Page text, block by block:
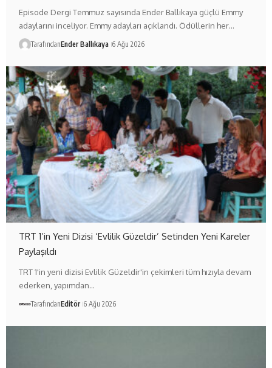
Episode Dergi Temmuz sayısında Ender Ballıkaya güçlü Emmy
adaylarını inceliyor. Emmy adayları açıklandı. Ödüllerin her…
TarafındanEnder Ballıkaya 6 Ağu 2026
TRT 1’in Yeni Dizisi ‘Evlilik Güzeldir’ Setinden Yeni Kareler
Paylaşıldı
TRT 1'in yeni dizisi Evlilik Güzeldir'in çekimleri tüm hızıyla devam
ederken, yapımdan…
TarafındanEditör 6 Ağu 2026